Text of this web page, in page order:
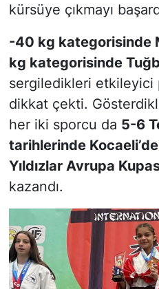
kürsüye çıkmayı
-40 kg kategorisinde
kg kategorisinde
sergiledikleri etkileyici
dikkat çekti.
her iki sporcu da 5-6
tarihlerinde
Yıldızlar Avrupa
kazandı.